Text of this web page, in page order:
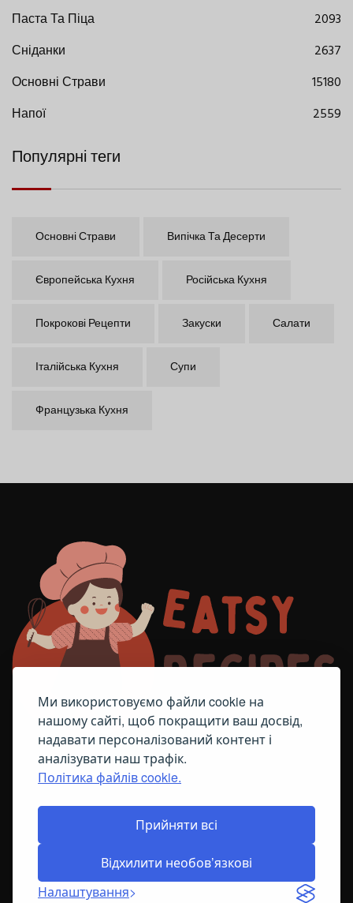
Ми використовуємо файли cookie на
нашому сайті, щоб покращити ваш досвід,
надавати персоналізований контент і
аналізувати наш трафік.
Політика файлів cookie.
Прийняти всі
Відхилити необов’язкові
Налаштування
Паста Та Піца
2093
Сніданки
2637
Основні Страви
15180
Напої
2559
Популярні теги
Основні Страви Випічка Та Десерти
Європейська Кухня Російська Кухня
Покрокові Рецепти Закуски Салати
Італійська Кухня Супи
Французька Кухня
ПОЛІТИКА ЩОДО ФАЙЛІВ COOKIE
© All Right Reserved2026